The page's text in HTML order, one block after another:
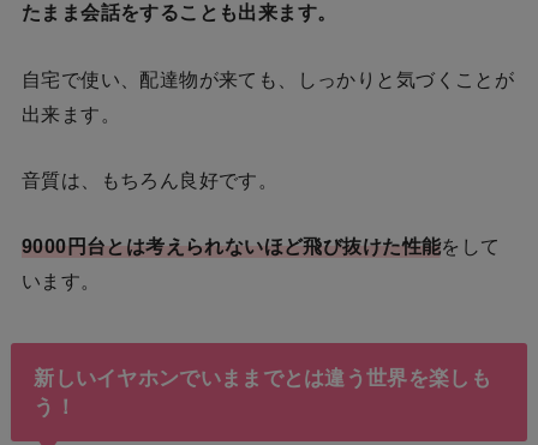
たまま会話をすることも出来ます。
自宅で使い、配達物が来ても、しっかりと気づくことが
出来ます。
音質は、もちろん良好です。
9000円台とは考えられないほど飛び抜けた性能をして
います。
新しいイヤホンでいままでとは違う世界を楽しも
う！